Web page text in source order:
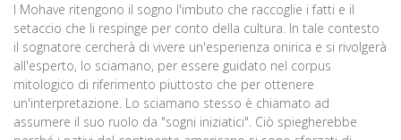
I Mohave ritengono il sogno l'imbuto che raccoglie i fatti e il
setaccio che li respinge per conto della cultura. In tale contesto
il sognatore cercherà di vivere un'esperienza onirica e si rivolgerà
all'esperto, lo sciamano, per essere guidato nel corpus
mitologico di riferimento piuttosto che per ottenere
un'interpretazione. Lo sciamano stesso è chiamato ad
assumere il suo ruolo da "sogni iniziatici". Ciò spiegherebbe